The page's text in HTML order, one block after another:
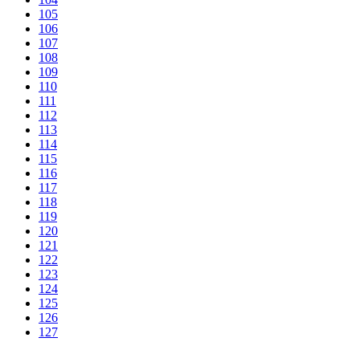
105
106
107
108
109
110
111
112
113
114
115
116
117
118
119
120
121
122
123
124
125
126
127